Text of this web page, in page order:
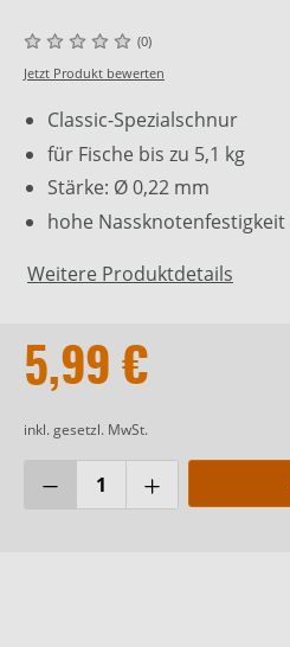
(0)
Jetzt Produkt bewerten
Classic-Spezialschnur
für Fische bis zu 5,1 kg
Stärke: Ø 0,22 mm
hohe Nassknotenfestigkeit
Weitere Produktdetails
5,99 €
inkl. gesetzl. MwSt.